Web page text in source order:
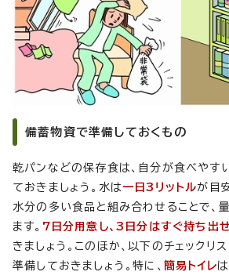
備蓄物資で準備しておくもの
乾パンなどの保存食は、自分が食べやす
ておきましょう。水は一日3リットルが目
水分の多い食品と組み合わせることで、
ます。 7日分用意し、3日分はすぐ持ち出
きましょう。このほか、以下のチェックリ
準備しておきましょう。特に、 簡易トイレ